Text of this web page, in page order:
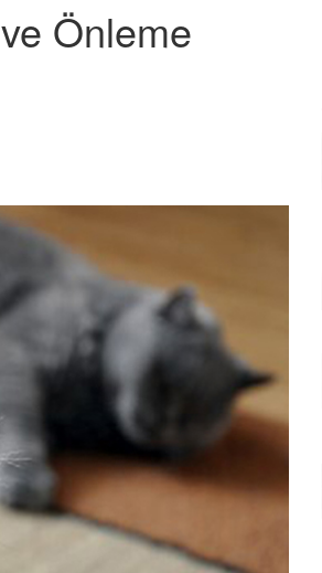
Önleme
Tüm İnsanların Ders Çıkarması
Gereken 26 Hayvansever Söz
22.05.2020
Anne Kedi Yavrusunu Neden
Reddeder ve Terk Eder?
22.05.2020
Evde Beslenebilecek En Tatlı 21
Küçük Kedi Cinsi
22.05.2020